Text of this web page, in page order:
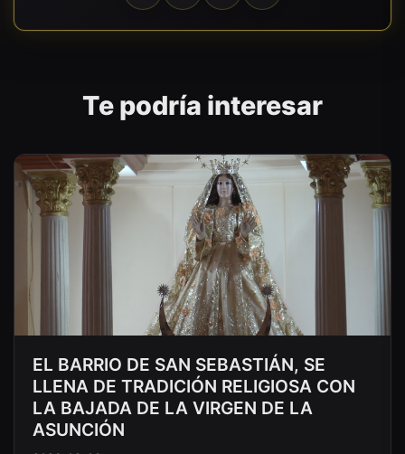
Te podría interesar
EL BARRIO DE SAN SEBASTIÁN, SE
LLENA DE TRADICIÓN RELIGIOSA CON
LA BAJADA DE LA VIRGEN DE LA
ASUNCIÓN